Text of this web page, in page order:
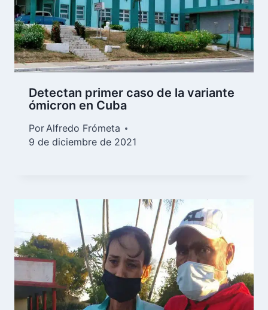
Detectan primer caso de la variante
ómicron en Cuba
PorAlfredo Frómeta
9 de diciembre de 2021